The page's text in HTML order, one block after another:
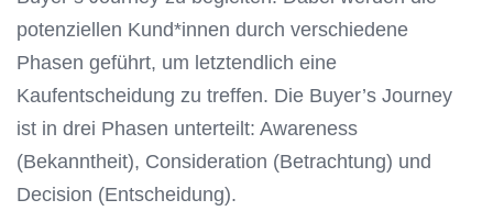
potenziellen Kund*innen durch verschiedene
Phasen geführt, um letztendlich eine
Kaufentscheidung zu treffen. Die Buyer’s Journey
ist in drei Phasen unterteilt: Awareness
(Bekanntheit), Consideration (Betrachtung) und
Decision (Entscheidung).